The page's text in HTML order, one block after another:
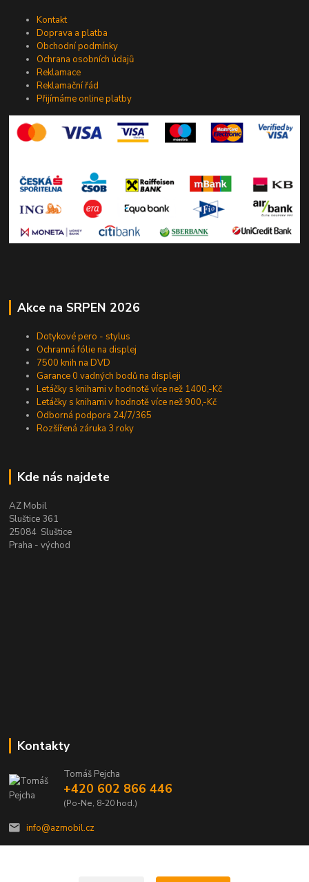
Kontakt
Doprava a platba
Obchodní podmínky
Ochrana osobních údajů
Reklamace
Reklamační řád
Přijímáme online platby
Akce na SRPEN 2026
Dotykové pero - stylus
Ochranná fólie na displej
7500 knih na DVD
Garance 0 vadných bodů na displeji
Letáčky s knihami v hodnotě více než 1400,-Kč
Letáčky s knihami v hodnotě více než 900,-Kč
Odborná podpora 24/7/365
Rozšířená záruka 3 roky
Kde nás najdete
AZ Mobil
Sluštice 361
25084 Sluštice
Praha - východ
Kontakty
Tomáš Pejcha
+420 602 866 446
(Po-Ne, 8-20 hod.)
info@azmobil.cz